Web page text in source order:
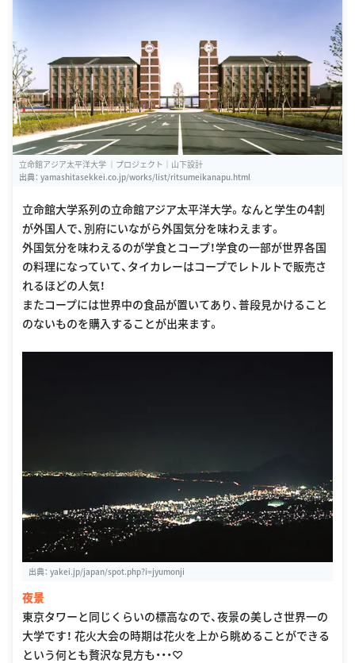
立命館アジア太平洋大学 ｜プロジェクト｜山下設計
出典： yamashitasekkei.co.jp/works/list/ritsumeikanapu.html
立命館大学系列の立命館アジア太平洋大学。なんと学生の4割
が外国人で、別府にいながら外国気分を味わえます。
外国気分を味わえるのが学食とコープ！学食の一部が世界各国
の料理になっていて、タイカレーはコープでレトルトで販売さ
れるほどの人気！
またコープには世界中の食品が置いてあり、普段見かけること
のないものを購入することが出来ます。
出典： yakei.jp/japan/spot.php?i=jyumonji
夜景
東京タワーと同じくらいの標高なので、夜景の美しさ世界一の
大学です！ 花火大会の時期は花火を上から眺めることができる
という何とも贅沢な見方も・・・♡